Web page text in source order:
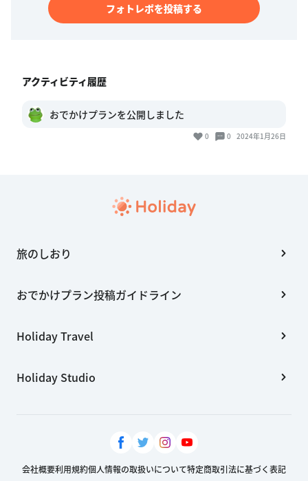
フォトレポを投稿する
アクティビティ履歴
おでかけプランを公開しました
0 0 2024年1月26日
旅のしおり
おでかけプラン投稿ガイドライン
Holiday Travel
Holiday Studio
会社概要利用規約個人情報の取扱いについて特定商取引法に基づく表記